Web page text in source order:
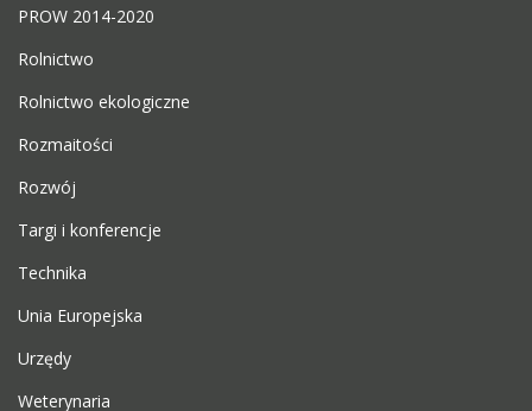
PROW 2014-2020
Rolnictwo
Rolnictwo ekologiczne
Rozmaitości
Rozwój
Targi i konferencje
Technika
Unia Europejska
Urzędy
Weterynaria